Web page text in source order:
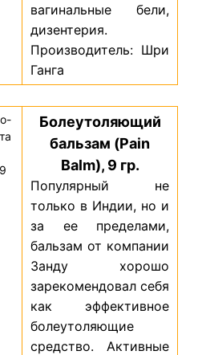
вагинальные бели,
дизентерия.
Производитель: Шри
Ганга
Болеутоляющий
бальзам (Pain
Balm), 9 гр.
Популярный не
только в Индии, но и
за ее пределами,
бальзам от компании
Занду хорошо
зарекомендовал себя
как эффективное
болеутоляющие
средство. Активные